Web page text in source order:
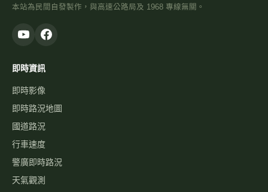
本站為民間自發製作，與高速公路局及 1968 專線無關。
即時資訊
即時影像
即時路況地圖
國道路況
行車速度
警廣即時路況
天氣觀測